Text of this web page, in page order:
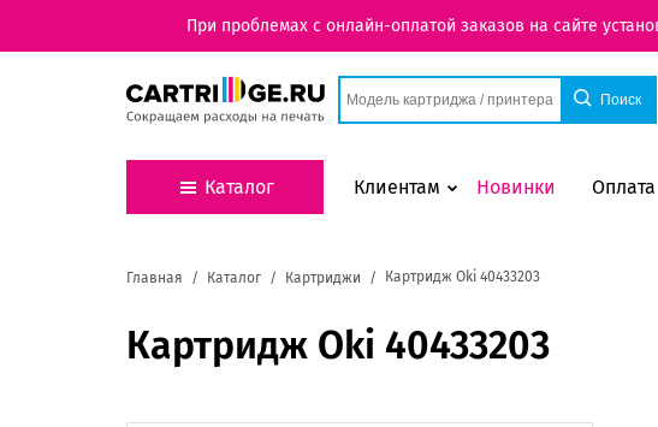
При проблемах с онлайн-оплатой заказов на сайте
Каталог Клиентам Новинки Оплата
Главная Каталог Картриджи Картридж Oki 40433203
Картридж Oki 40433203